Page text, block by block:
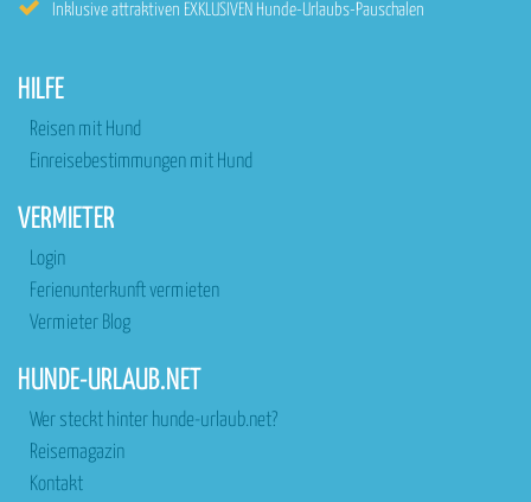
Inklusive attraktiven EXKLUSIVEN Hunde-Urlaubs-Pauschalen
HILFE
Reisen mit Hund
Einreisebestimmungen mit Hund
VERMIETER
Login
Ferienunterkunft vermieten
Vermieter Blog
HUNDE-URLAUB.NET
Wer steckt hinter hunde-urlaub.net?
Reisemagazin
Kontakt